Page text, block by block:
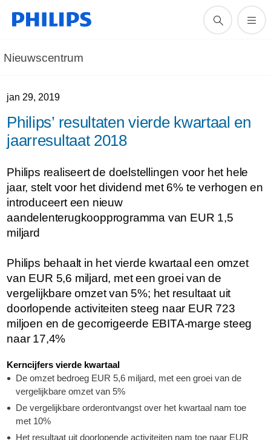
Nieuwscentrum
jan 29, 2019
Philips’ resultaten vierde kwartaal en
jaarresultaat 2018
Philips realiseert de doelstellingen voor het hele
jaar, stelt voor het dividend met 6% te verhogen en
introduceert een nieuw
aandelenterugkoopprogramma van EUR 1,5
miljard
Philips behaalt in het vierde kwartaal een omzet
van EUR 5,6 miljard, met een groei van de
vergelijkbare omzet van 5%; het resultaat uit
doorlopende activiteiten steeg naar EUR 723
miljoen en de gecorrigeerde EBITA-marge steeg
naar 17,4%
Kerncijfers vierde kwartaal
De omzet bedroeg EUR 5,6 miljard, met een groei van de
vergelijkbare omzet van 5%
De vergelijkbare orderontvangst over het kwartaal nam toe
met 10%
Het resultaat uit doorlopende activiteiten nam toe naar EUR